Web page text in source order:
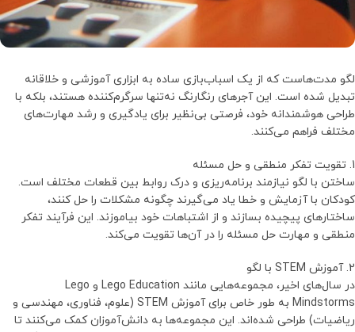
لگو مدت‌هاست که از یک اسباب‌بازی ساده به ابزاری آموزشی و خلاقانه
تبدیل شده است. این آجرهای رنگارنگ نه‌تنها سرگرم‌کننده هستند، بلکه با
طراحی هوشمندانه خود، فرصتی بی‌نظیر برای یادگیری و رشد مهارت‌های
مختلف فراهم می‌کنند.
1. تقویت تفکر منطقی و حل مسئله
ساختن با لگو نیازمند برنامه‌ریزی و درک روابط بین قطعات مختلف است.
کودکان با آزمایش و خطا یاد می‌گیرند چگونه مشکلات را حل کنند،
ساختارهای پیچیده بسازند و از اشتباهات خود بیاموزند. این فرآیند تفکر
منطقی و مهارت حل مسئله را در آن‌ها تقویت می‌کند.
2. آموزش STEM با لگو
در سال‌های اخیر، مجموعه‌هایی مانند Lego Education و Lego
Mindstorms به طور خاص برای آموزش STEM (علوم، فناوری، مهندسی و
ریاضیات) طراحی شده‌اند. این مجموعه‌ها به دانش‌آموزان کمک می‌کنند تا